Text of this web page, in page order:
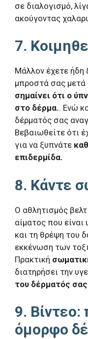
σε διαλογισμό,
ακούγοντας
7.
Μάλλον έχετε ήδη
μπροστά σας μετά
σημαίνει ότι ο
στο δέρμα.. Ενώ
δέρματός σας
Βεβαιωθείτε ότι
για να ξυπνάτε
επιδερμίδα.
8. Κάντε
Ο αθλητισμός
αίματος που
και τη θρέψη του
εκκένωση των
Πρακτική
διατηρήσει την
του δέρματός
9.
όμορφο